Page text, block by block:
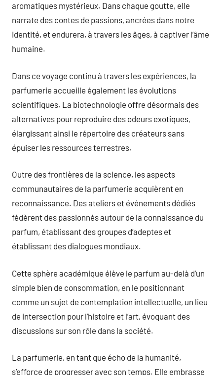
aromatiques mystérieux. Dans chaque goutte, elle
narrate des contes de passions, ancrées dans notre
identité, et endurera, à travers les âges, à captiver l’âme
humaine.
Dans ce voyage continu à travers les expériences, la
parfumerie accueille également les évolutions
scientifiques. La biotechnologie offre désormais des
alternatives pour reproduire des odeurs exotiques,
élargissant ainsi le répertoire des créateurs sans
épuiser les ressources terrestres.
Outre des frontières de la science, les aspects
communautaires de la parfumerie acquièrent en
reconnaissance. Des ateliers et événements dédiés
fédèrent des passionnés autour de la connaissance du
parfum, établissant des groupes d’adeptes et
établissant des dialogues mondiaux.
Cette sphère académique élève le parfum au-delà d’un
simple bien de consommation, en le positionnant
comme un sujet de contemplation intellectuelle, un lieu
de intersection pour l’histoire et l’art, évoquant des
discussions sur son rôle dans la société.
La parfumerie, en tant que écho de la humanité,
s’efforce de progresser avec son temps. Elle embrasse